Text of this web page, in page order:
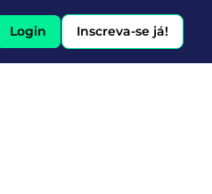
Login Inscreva-se já!